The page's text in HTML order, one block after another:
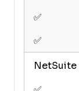
✅
✅
NetSuite